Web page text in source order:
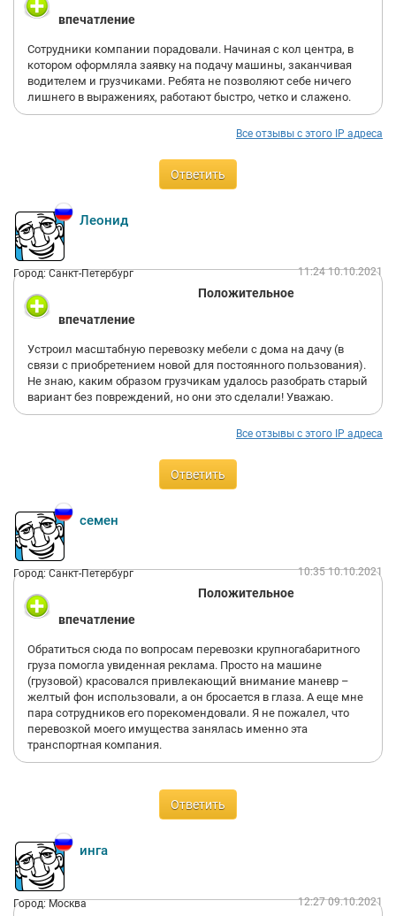
впечатление
Сотрудники компании порадовали. Начиная с кол центра, в
котором оформляла заявку на подачу машины, заканчивая
водителем и грузчиками. Ребята не позволяют себе ничего
лишнего в выражениях, работают быстро, четко и слажено.
Все отзывы с этого IP адреса
Ответить
Леонид
Город: Санкт-Петербург 11:24 10.10.2021
Положительное
впечатление
Устроил масштабную перевозку мебели с дома на дачу (в
связи с приобретением новой для постоянного пользования).
Не знаю, каким образом грузчикам удалось разобрать старый
вариант без повреждений, но они это сделали! Уважаю.
Все отзывы с этого IP адреса
Ответить
семен
Город: Санкт-Петербург 10:35 10.10.2021
Положительное
впечатление
Обратиться сюда по вопросам перевозки крупногабаритного
груза помогла увиденная реклама. Просто на машине
(грузовой) красовался привлекающий внимание маневр –
желтый фон использовали, а он бросается в глаза. А еще мне
пара сотрудников его порекомендовали. Я не пожалел, что
перевозкой моего имущества занялась именно эта
транспортная компания.
Ответить
инга
Город: Москва 12:27 09.10.2021